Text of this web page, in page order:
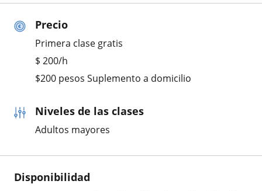
Precio
Primera clase gratis
$ 200/h
$200 pesos Suplemento a domicilio
Niveles de las clases
Adultos mayores
Disponibilidad